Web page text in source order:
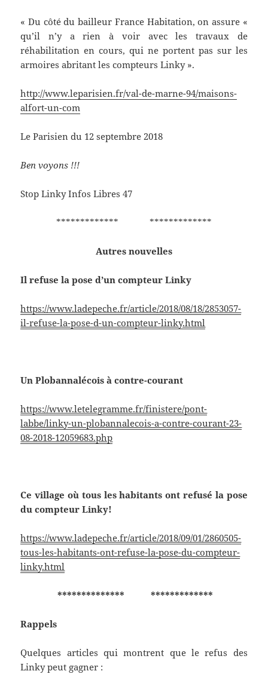
« Du côté du bailleur France Habitation, on assure «
qu’il n’y a rien à voir avec les travaux de
réhabilitation en cours, qui ne portent pas sur les
armoires abritant les compteurs Linky ».
http://www.leparisien.fr/val-de-marne-94/maisons-
alfort-un-com
Le Parisien du 12 septembre 2018
Ben voyons !!!
Stop Linky Infos Libres 47
************* *************
Autres nouvelles
Il refuse la pose d’un compteur Linky
https://www.ladepeche.fr/article/2018/08/18/2853057-
il-refuse-la-pose-d-un-compteur-linky.html
Un Plobannalécois à contre-courant
https://www.letelegramme.fr/finistere/pont-
labbe/linky-un-plobannalecois-a-contre-courant-23-
08-2018-12059683.php
Ce village où tous les habitants ont refusé la pose
du compteur Linky!
https://www.ladepeche.fr/article/2018/09/01/2860505-
tous-les-habitants-ont-refuse-la-pose-du-compteur-
linky.html
************** *************
Rappels
Quelques articles qui montrent que le refus des
Linky peut gagner :